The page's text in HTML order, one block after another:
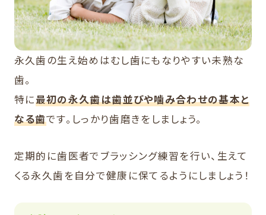
永久歯の生え始めはむし歯にもなりやすい未熟な
歯。
特に最初の永久歯は歯並びや噛み合わせの基本と
なる歯です。しっかり歯磨きをしましょう。
定期的に歯医者でブラッシング練習を行い、生えて
くる永久歯を自分で健康に保てるようにしましょう！